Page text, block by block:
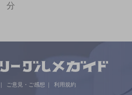
分
ご意見・ご感想 利用規約